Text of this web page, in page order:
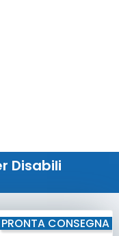
Disabili
PRONTA CONSEGNA